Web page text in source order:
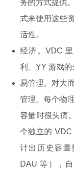
务的方式提供
式来使用这些
活性。
经济。VDC
利。YY 游戏的
易管理。对大
管理。每个物
容量时很头痛
个独立的
计出历史容量
DAU 等），